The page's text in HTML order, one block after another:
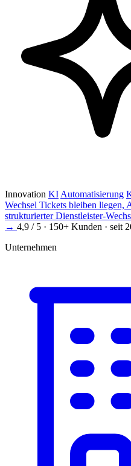
Innovation KI Automatisierung
Wechsel Tickets bleiben liegen,
strukturierter Dienstleister-
→ 4,9 / 5 · 150+ Kunden · seit
Unternehmen